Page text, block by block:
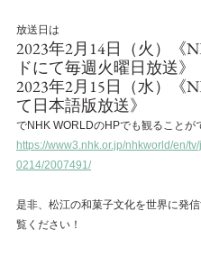
放送日は
2023年2月14日（火）《
ドにて毎週火曜日放送》
2023年2月15日（水）《
て日本語版放送》
でNHK WORLDのHPでも観ることが
https://www3.nhk.or.jp/nhkworld/en/
0214/2007491/
是非、松江の和菓子文化を世界に発
覧ください！